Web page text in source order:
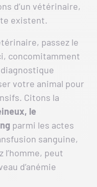
d’un vétérinaire,
existent.
passez le
concomitamment
votre animal pour
Citons la
le
parmi les actes
sanguine,
l’homme, peut
d’anémie